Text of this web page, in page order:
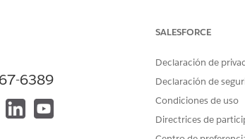
¿RESOLVIÓ ESTE ARTÍCULO SU PROBLEMA?
¡Háganos saber cómo podemos mejorar!
6389
SALESFORCE
Declaración de
Declaración de
Condiciones de uso
Directrices de